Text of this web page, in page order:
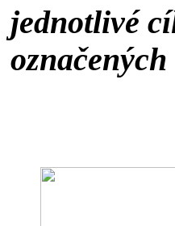
jednotlivé